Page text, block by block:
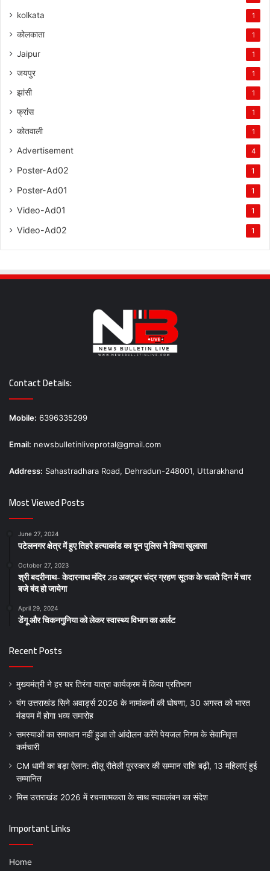
kolkata 1
कोलकाता 1
Jaipur 1
जयपुर 1
झांसी 1
फ्रांस 1
कोतवाली 1
Advertisement 4
Poster-Ad02 1
Poster-Ad01 1
Video-Ad01 1
Video-Ad02 1
Contact Details:
Mobile: 6396335299
Email: newsbulletinliveprotal@gmail.com
Address: Sahastradhara Road, Dehradun-248001, Uttarakhand
Most Viewed Posts
June 27, 2024
पटेलनगर क्षेत्र में हुए तिहरे हत्याकांड का दून पुलिस ने किया खुलासा
October 27, 2023
श्री बदरीनाथ- केदारनाथ मंदिर 28 अक्टूबर चंद्र ग्रहण सूतक के चलते दिन में चार
बजे बंद हो जायेगा
April 29, 2024
डेंगू और चिकनगुनिया को लेकर स्वास्थ्य विभाग का अर्लट
Recent Posts
मुख्यमंत्री ने हर घर तिरंगा यात्रा कार्यक्रम में किया प्रतिभाग
यंग उत्तराखंड सिने अवार्ड्स 2026 के नामांकनों की घोषणा, 30 अगस्त को भारत
मंडपम में होगा भव्य समारोह
समस्याओं का समाधान नहीं हुआ तो आंदोलन करेंगे पेयजल निगम के सेवानिवृत्त
कर्मचारी
CM धामी का बड़ा ऐलान: तीलू रौतेली पुरस्कार की सम्मान राशि बढ़ी, 13 महिलाएं हुई
सम्मानित
मिस उत्तराखंड 2026 में रचनात्मकता के साथ स्वावलंबन का संदेश
Important Links
Home